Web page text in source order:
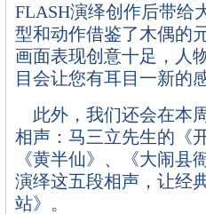
FLASH演绎创作后带给
型和动作借鉴了木偶的
画面表现创意十足，人
目会让您有耳目一新的
此外，我们还会在本
相声：马三立先生的《
《黄半仙》、《大闹
演绎这五段相声，让经
站》。